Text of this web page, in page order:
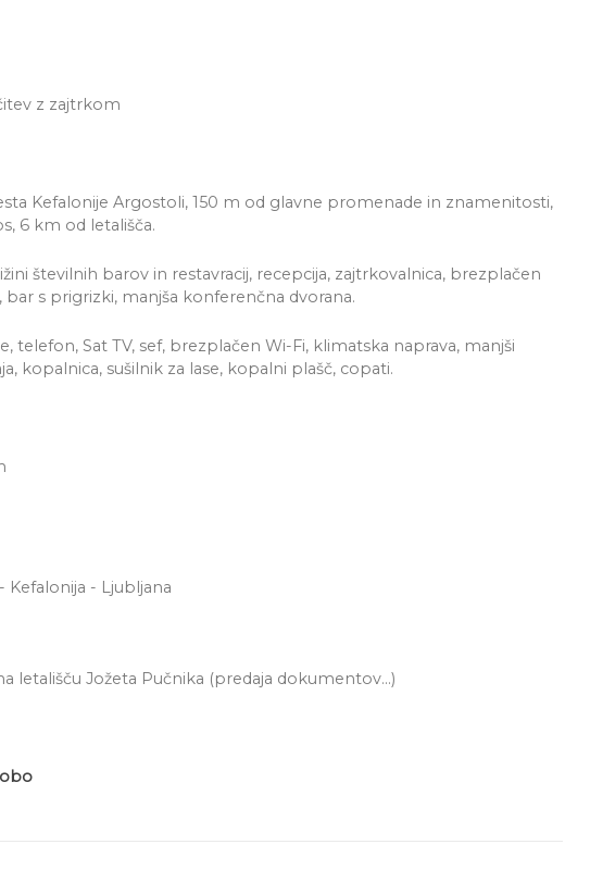
z zajtrkom
Kefalonije Argostoli, 150 m od glavne promenade in znamenitosti,
6 km od letališča.
številnih barov in restavracij, recepcija, zajtrkovalnica, brezplačen
s prigrizki, manjša konferenčna dvorana.
telefon, Sat TV, sef, brezplačen Wi-Fi, klimatska naprava, manjši
kopalnica, sušilnik za lase, kopalni plašč, copati.
Kefalonija - Ljubljana
letališču Jožeta Pučnika (predaja dokumentov...)